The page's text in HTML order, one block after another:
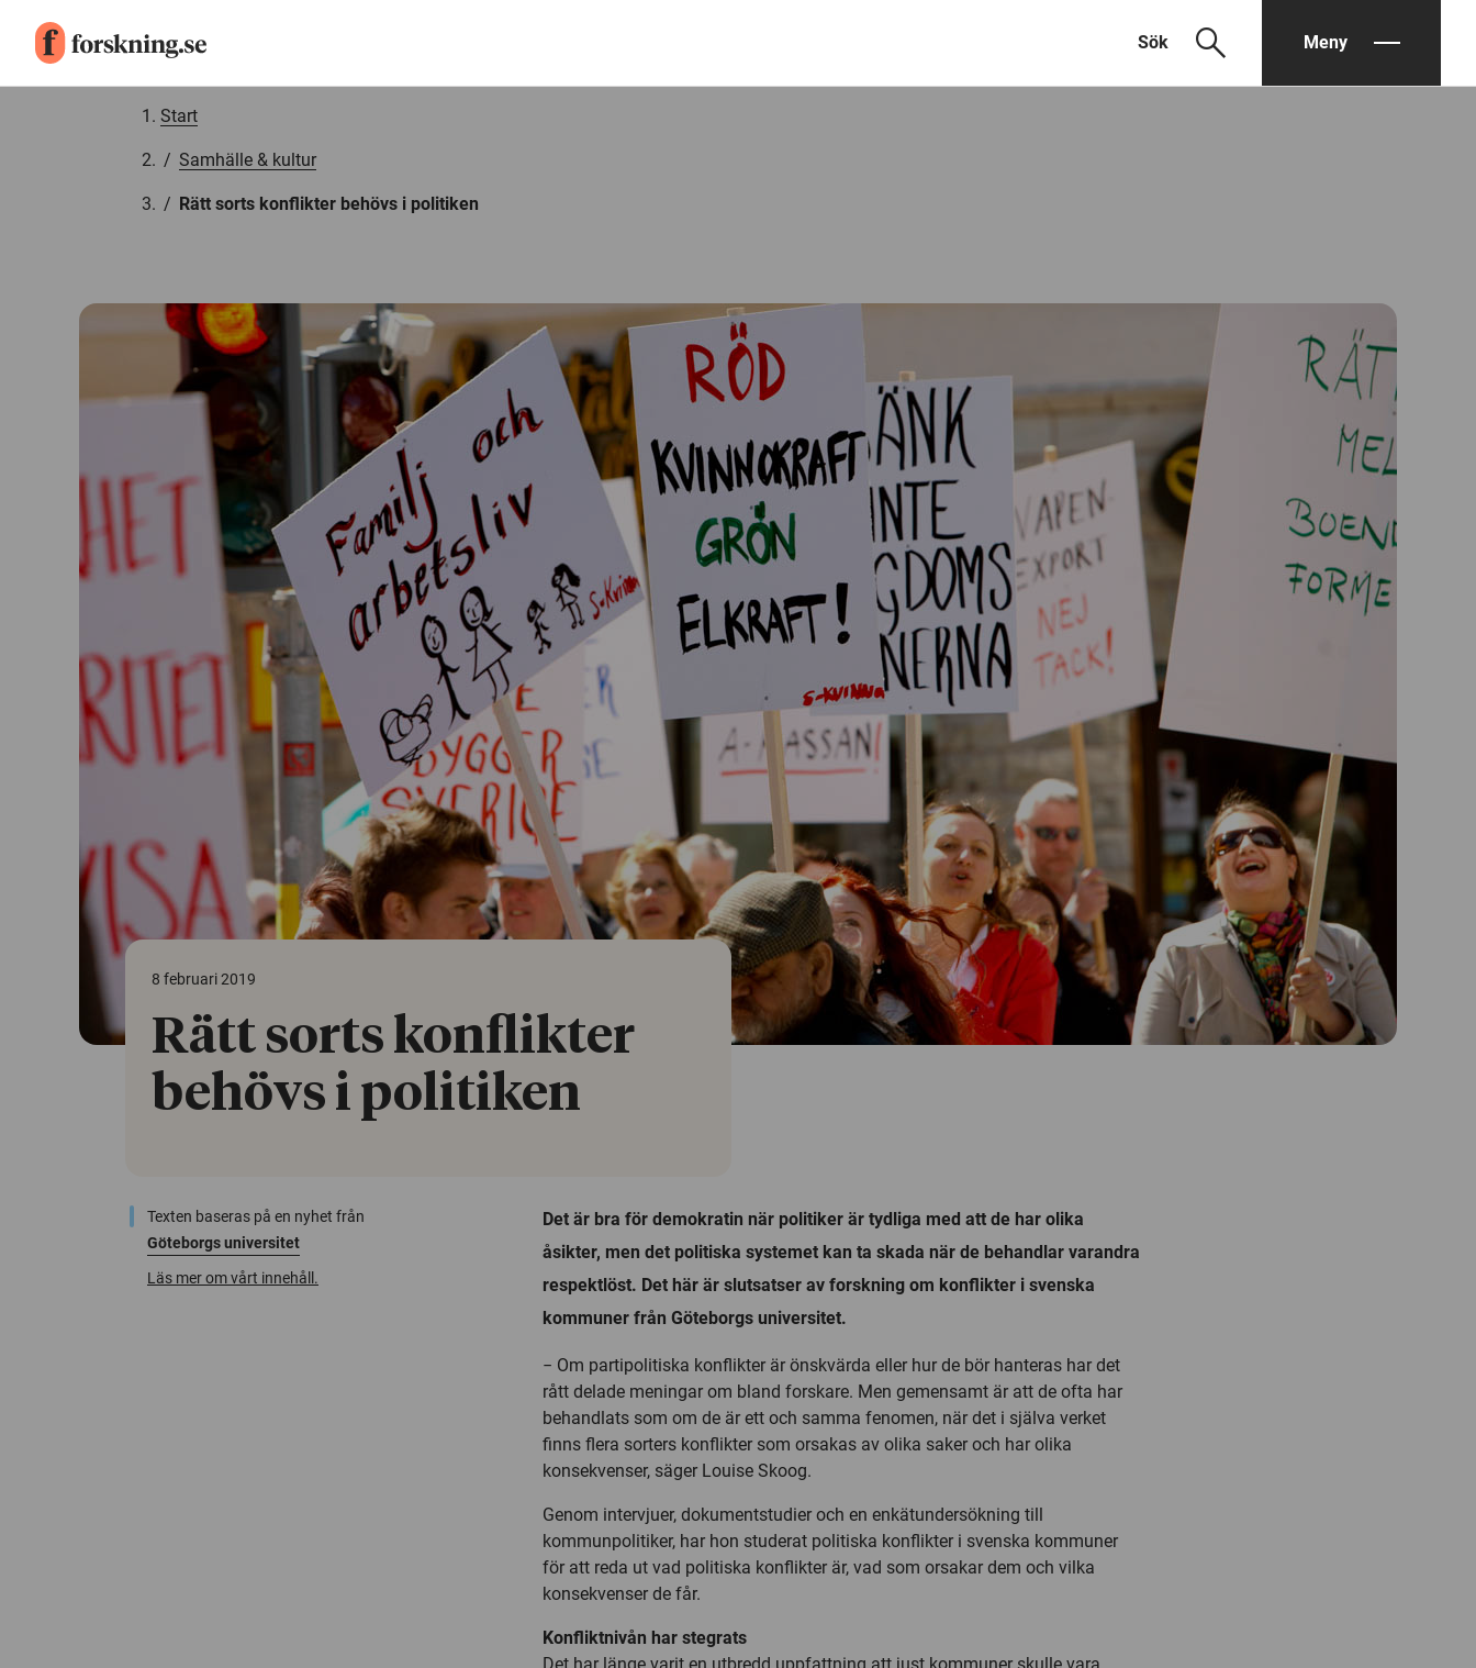
Sök search Meny
Start
/ Samhälle & kultur
/ Rätt sorts konflikter behövs i politiken
8 februari 2019
Rätt sorts konflikter
behövs i politiken
Texten baseras på en nyhet från
Göteborgs universitet
Läs mer om vårt innehåll.
Det är bra för demokratin när politiker är tydliga med att de har olika
åsikter, men det politiska systemet kan ta skada när de behandlar varandra
respektlöst. Det här är slutsatser av forskning om konflikter i svenska
kommuner från Göteborgs universitet.
− Om partipolitiska konflikter är önskvärda eller hur de bör hanteras har det
rått delade meningar om bland forskare. Men gemensamt är att de ofta har
behandlats som om de är ett och samma fenomen, när det i själva verket
finns flera sorters konflikter som orsakas av olika saker och har olika
konsekvenser, säger Louise Skoog.
Genom intervjuer, dokumentstudier och en enkätundersökning till
kommunpolitiker, har hon studerat politiska konflikter i svenska kommuner
för att reda ut vad politiska konflikter är, vad som orsakar dem och vilka
konsekvenser de får.
Konfliktnivån har stegrats